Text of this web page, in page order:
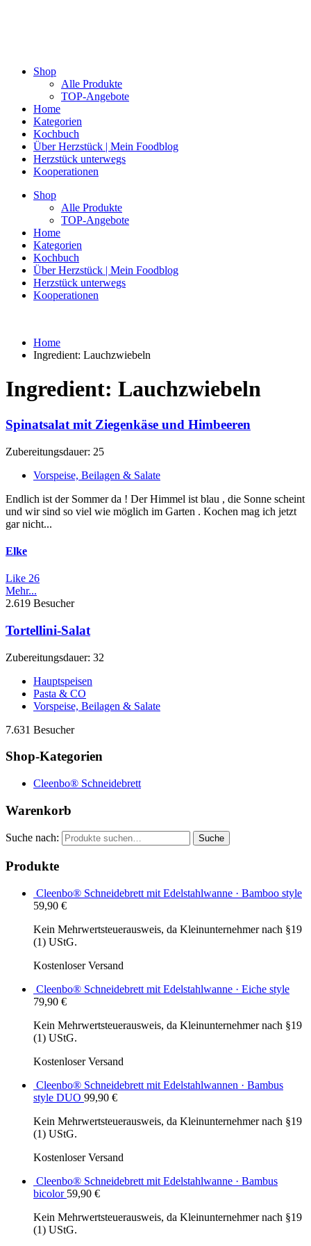
Shop
Alle Produkte
TOP-Angebote
Home
Kategorien
Kochbuch
Über Herzstück | Mein Foodblog
Herzstück unterwegs
Kooperationen
Shop
Alle Produkte
TOP-Angebote
Home
Kategorien
Kochbuch
Über Herzstück | Mein Foodblog
Herzstück unterwegs
Kooperationen
Home
Ingredient: Lauchzwiebeln
Ingredient: Lauchzwiebeln
Spinatsalat mit Ziegenkäse und Himbeeren
Zubereitungsdauer: 25
Vorspeise, Beilagen & Salate
Endlich ist der Sommer da ! Der Himmel ist blau , die Sonne scheint
und wir sind so viel wie möglich im Garten . Kochen mag ich jetzt
gar nicht...
Elke
Like 26
Mehr...
2.619 Besucher
Tortellini-Salat
Zubereitungsdauer: 32
Hauptspeisen
Pasta & CO
Vorspeise, Beilagen & Salate
7.631 Besucher
Shop-Kategorien
Cleenbo® Schneidebrett
Warenkorb
Suche nach: Suche
Produkte
Cleenbo® Schneidebrett mit Edelstahlwanne · Bamboo style
59,90 €
Kein Mehrwertsteuerausweis, da Kleinunternehmer nach §19
(1) UStG.
Kostenloser Versand
Cleenbo® Schneidebrett mit Edelstahlwanne · Eiche style
79,90 €
Kein Mehrwertsteuerausweis, da Kleinunternehmer nach §19
(1) UStG.
Kostenloser Versand
Cleenbo® Schneidebrett mit Edelstahlwannen · Bambus
style DUO 99,90 €
Kein Mehrwertsteuerausweis, da Kleinunternehmer nach §19
(1) UStG.
Kostenloser Versand
Cleenbo® Schneidebrett mit Edelstahlwanne · Bambus
bicolor 59,90 €
Kein Mehrwertsteuerausweis, da Kleinunternehmer nach §19
(1) UStG.